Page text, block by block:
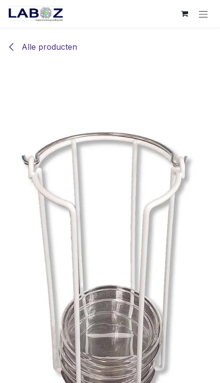
Overslaan naar inhoud
Alle producten